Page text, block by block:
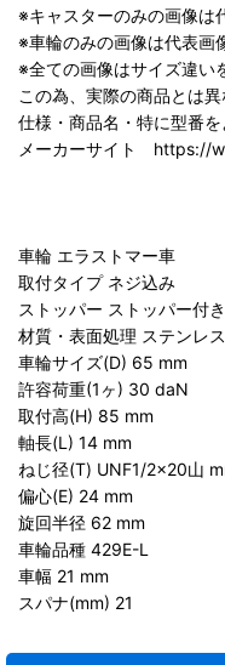
※キャスターのみの画像は
※車輪のみの画像は代表画
※全ての画像はサイズ違い
この為、実際の商品とは
仕様・商品名・特に型番
メーカーサイト https://
車輪 エラストマー車
取付タイプ ネジ込み
ストッパー ストッパー付き
材質・表面処理 ステンレス
車輪サイズ(D) 65 mm
許容荷重(1ヶ) 30 daN
取付高(H) 85 mm
軸長(L) 14 mm
ねじ径(T) UNF1/2×20山
偏心(E) 24 mm
旋回半径 62 mm
車輪品種 429E-L
車幅 21 mm
スパナ(mm) 21